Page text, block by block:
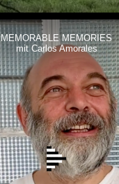
MEMORABLE MEMORIES
mit Carlos Amorales